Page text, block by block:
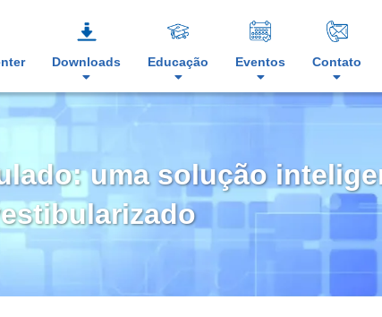
Downloads Educação Eventos Contato
uma solução